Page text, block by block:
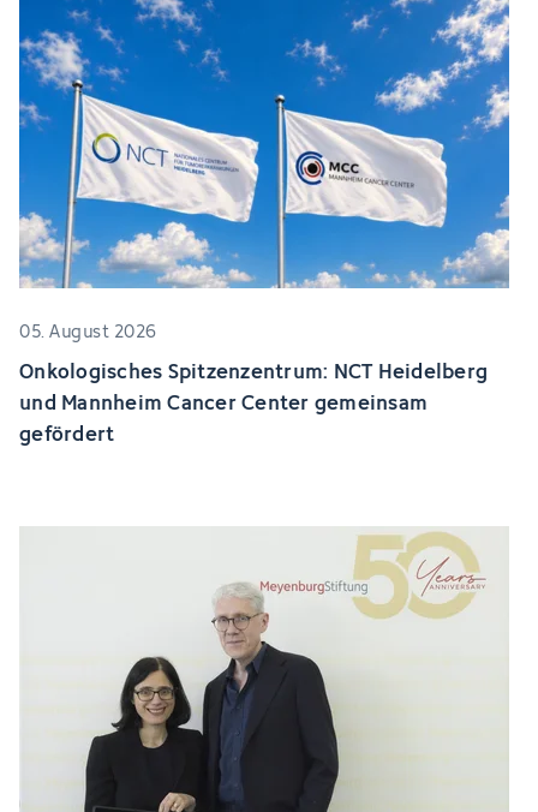
05. August 2026
Onkologisches Spitzenzentrum: NCT Heidelberg
und Mannheim Cancer Center gemeinsam
gefördert